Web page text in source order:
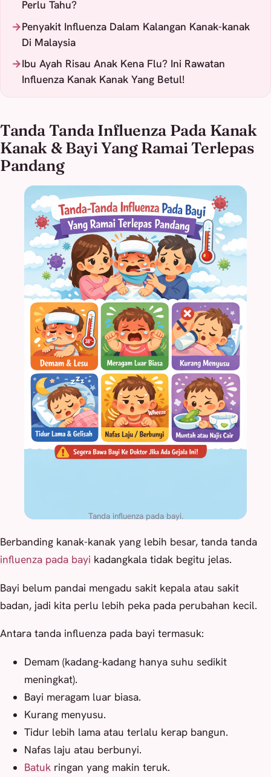
Perlu Tahu?
Penyakit Influenza Dalam Kalangan Kanak-kanak
Di Malaysia
Ibu Ayah Risau Anak Kena Flu? Ini Rawatan
Influenza Kanak Kanak Yang Betul!
Tanda Tanda Influenza Pada Kanak
Kanak & Bayi Yang Ramai Terlepas
Pandang
Tanda influenza pada bayi.
Berbanding kanak-kanak yang lebih besar, tanda tanda
influenza pada bayi kadangkala tidak begitu jelas.
Bayi belum pandai mengadu sakit kepala atau sakit
badan, jadi kita perlu lebih peka pada perubahan kecil.
Antara tanda influenza pada bayi termasuk:
Demam (kadang-kadang hanya suhu sedikit
meningkat).
Bayi meragam luar biasa.
Kurang menyusu.
Tidur lebih lama atau terlalu kerap bangun.
Nafas laju atau berbunyi.
Batuk ringan yang makin teruk.